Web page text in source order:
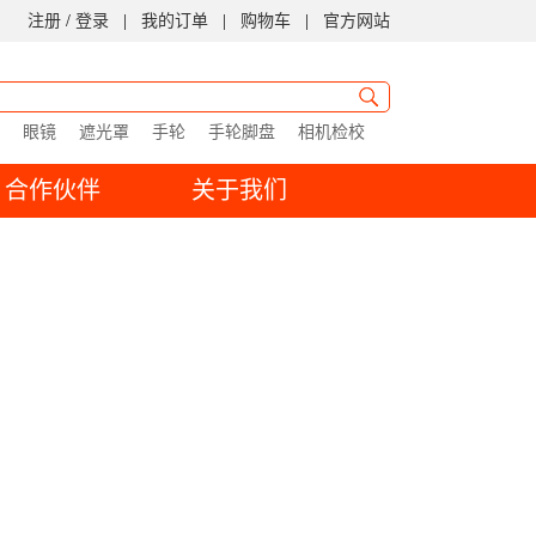
注册 / 登录 我的订单 购物车 官方网站
眼镜 遮光罩 手轮 手轮脚盘 相机检校
合作伙伴 关于我们